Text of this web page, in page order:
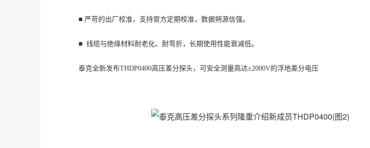
■ 严苛的出厂校准，支持官方定期校准，数据朔源信强。
■ 线缆与绝缘材料耐老化、耐弯折，长期使用性能衰减低。
泰克全新发布THDP0400高压差分探头，可安全测量高达±2000V的浮地差分电压